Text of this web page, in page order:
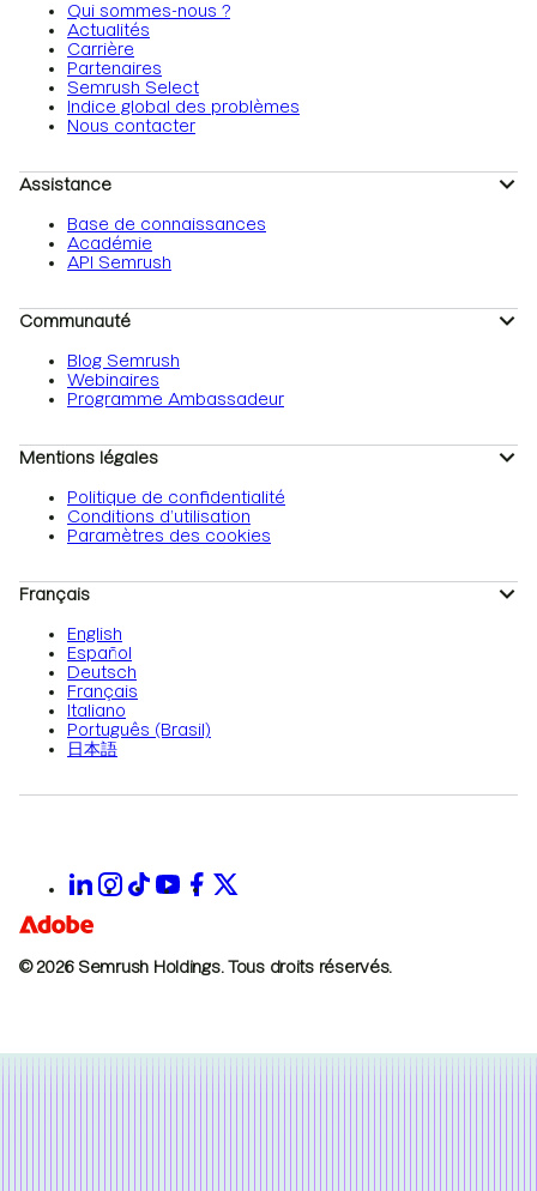
Qui sommes-nous ?
Actualités
Carrière
Partenaires
Semrush Select
Indice global des problèmes
Nous contacter
Assistance
Base de connaissances
Académie
API Semrush
Communauté
Blog Semrush
Webinaires
Programme Ambassadeur
Mentions légales
Politique de confidentialité
Conditions d’utilisation
Paramètres des cookies
Français
English
Español
Deutsch
Français
Italiano
Português (Brasil)
日本語
© 2026 Semrush Holdings. Tous droits réservés.